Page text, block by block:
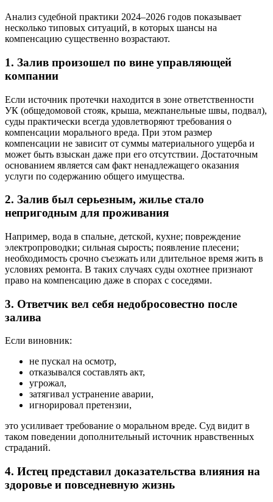
Анализ судебной практики 2024–2026 годов показывает
несколько типовых ситуаций, в которых шансы на
компенсацию существенно возрастают.
1. Залив произошел по вине управляющей
компании
Если источник протечки находится в зоне ответственности
УК (общедомовой стояк, крыша, межпанельные швы, подвал),
суды практически всегда удовлетворяют требования о
компенсации морального вреда. При этом размер
компенсации не зависит от суммы материального ущерба и
может быть взыскан даже при его отсутствии. Достаточным
основанием является сам факт ненадлежащего оказания
услуги по содержанию общего имущества.
2. Залив был серьезным, жилье стало
непригодным для проживания
Например, вода в спальне, детской, кухне; повреждение
электропроводки; сильная сырость; появление плесени;
необходимость срочно съезжать или длительное время жить в
условиях ремонта. В таких случаях суды охотнее признают
право на компенсацию даже в спорах с соседями.
3. Ответчик вел себя недобросовестно после
залива
Если виновник:
не пускал на осмотр,
отказывался составлять акт,
угрожал,
затягивал устранение аварии,
игнорировал претензии,
это усиливает требование о моральном вреде. Суд видит в
таком поведении дополнительный источник нравственных
страданий.
4. Истец представил доказательства влияния на
здоровье и повседневную жизнь